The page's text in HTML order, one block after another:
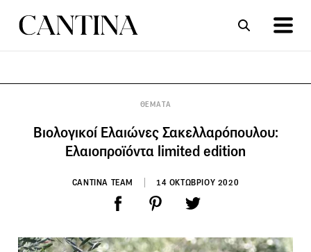
ΘΕΜΑΤΑ
Βιολογικοί Ελαιώνες Σακελλαρόπουλου:
Ελαιοπροϊόντα limited edition
CANTINA TEAM 14 ΟΚΤΩΒΡΙΟΥ 2020